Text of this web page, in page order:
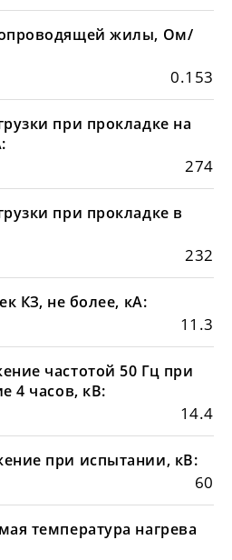
жилы, Ом/
0.153
при прокладке на
274
при прокладке в
232
КЗ, не более, кА:
11.3
частотой 50 Гц при
4 часов, кВ:
14.4
при испытании, кВ:
60
температура нагрева